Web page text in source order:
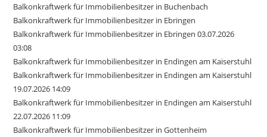
Balkonkraftwerk für Immobilienbesitzer in Buchenbach
Balkonkraftwerk für Immobilienbesitzer in Ebringen
Balkonkraftwerk für Immobilienbesitzer in Ebringen 03.07.2026
03:08
Balkonkraftwerk für Immobilienbesitzer in Endingen am Kaiserstuhl
Balkonkraftwerk für Immobilienbesitzer in Endingen am Kaiserstuhl
19.07.2026 14:09
Balkonkraftwerk für Immobilienbesitzer in Endingen am Kaiserstuhl
22.07.2026 11:09
Balkonkraftwerk für Immobilienbesitzer in Gottenheim